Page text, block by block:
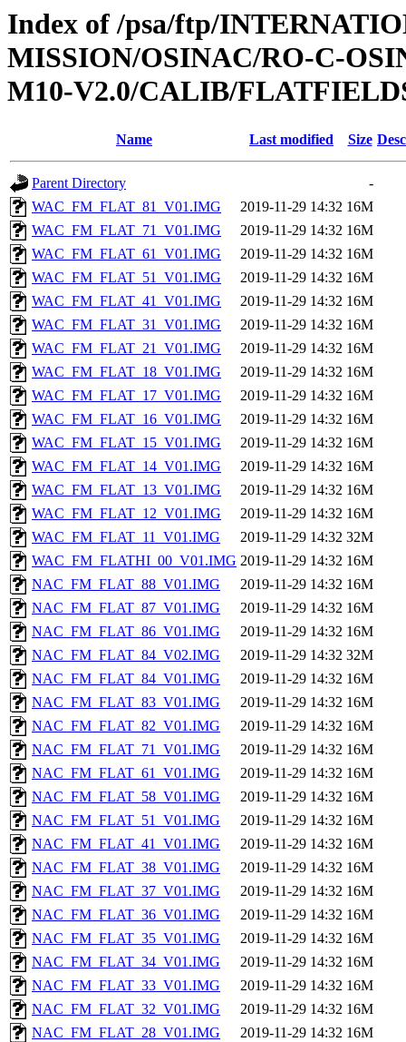
Index of /psa/ftp/
MISSION/OSINAC/RO-C-
M10-V2.0/CALIB/
Name Last modified Size
Parent Directory
-
WAC_FM_FLAT_81_V01.IMG
2019-11-29 14:32 16M
WAC_FM_FLAT_71_V01.IMG
2019-11-29 14:32 16M
WAC_FM_FLAT_61_V01.IMG
2019-11-29 14:32 16M
WAC_FM_FLAT_51_V01.IMG
2019-11-29 14:32 16M
WAC_FM_FLAT_41_V01.IMG
2019-11-29 14:32 16M
WAC_FM_FLAT_31_V01.IMG
2019-11-29 14:32 16M
WAC_FM_FLAT_21_V01.IMG
2019-11-29 14:32 16M
WAC_FM_FLAT_18_V01.IMG
2019-11-29 14:32 16M
WAC_FM_FLAT_17_V01.IMG
2019-11-29 14:32 16M
WAC_FM_FLAT_16_V01.IMG
2019-11-29 14:32 16M
WAC_FM_FLAT_15_V01.IMG
2019-11-29 14:32 16M
WAC_FM_FLAT_14_V01.IMG
2019-11-29 14:32 16M
WAC_FM_FLAT_13_V01.IMG
2019-11-29 14:32 16M
WAC_FM_FLAT_12_V01.IMG
2019-11-29 14:32 16M
WAC_FM_FLAT_11_V01.IMG
2019-11-29 14:32 32M
WAC_FM_FLATHI_00_V01.IMG 2019-11-29 14:32 16M
NAC_FM_FLAT_88_V01.IMG
2019-11-29 14:32 16M
NAC_FM_FLAT_87_V01.IMG
2019-11-29 14:32 16M
NAC_FM_FLAT_86_V01.IMG
2019-11-29 14:32 16M
NAC_FM_FLAT_84_V02.IMG
2019-11-29 14:32 32M
NAC_FM_FLAT_84_V01.IMG
2019-11-29 14:32 16M
NAC_FM_FLAT_83_V01.IMG
2019-11-29 14:32 16M
NAC_FM_FLAT_82_V01.IMG
2019-11-29 14:32 16M
NAC_FM_FLAT_71_V01.IMG
2019-11-29 14:32 16M
NAC_FM_FLAT_61_V01.IMG
2019-11-29 14:32 16M
NAC_FM_FLAT_58_V01.IMG
2019-11-29 14:32 16M
NAC_FM_FLAT_51_V01.IMG
2019-11-29 14:32 16M
NAC_FM_FLAT_41_V01.IMG
2019-11-29 14:32 16M
NAC_FM_FLAT_38_V01.IMG
2019-11-29 14:32 16M
NAC_FM_FLAT_37_V01.IMG
2019-11-29 14:32 16M
NAC_FM_FLAT_36_V01.IMG
2019-11-29 14:32 16M
NAC_FM_FLAT_35_V01.IMG
2019-11-29 14:32 16M
NAC_FM_FLAT_34_V01.IMG
2019-11-29 14:32 16M
NAC_FM_FLAT_33_V01.IMG
2019-11-29 14:32 16M
NAC_FM_FLAT_32_V01.IMG
2019-11-29 14:32 16M
NAC_FM_FLAT_28_V01.IMG
2019-11-29 14:32 16M